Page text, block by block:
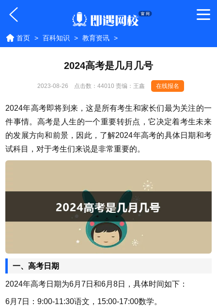
首页 > 百科知识 > 教育资讯 >
2024高考是几月几号
2023-08-26 点击数： 44010 责编：王鑫 在线报名
2024年高考即将到来，这是所有考生和家长们最为关注的一
件事情。高考是人生的一个重要转折点，它决定着考生未来
的发展方向和前景，因此，了解2024年高考的具体日期和考
试科目，对于考生们来说是非常重要的。
一、高考日期
2024年高考日期为6月7日和6月8日，具体时间如下：
6月7日：9:00-11:30语文，15:00-17:00数学。